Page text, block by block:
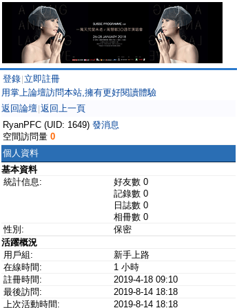
登錄 立即註冊
用掌上論壇訪問本站,擁有更好閱讀體驗
返回論壇 返回上一頁
RyanPFC (UID: 1649) 發消息
空間訪問量 0
個人資料
基本資料
統計信息:
好友數 0
記錄數 0
日誌數 0
相冊數 0
性別:
保密
活躍概況
用戶組:
新手上路
在線時間:
1 小時
註冊時間:
2019-4-18 09:10
最後訪問:
2019-8-14 18:18
上次活動時間:
2019-8-14 18:18